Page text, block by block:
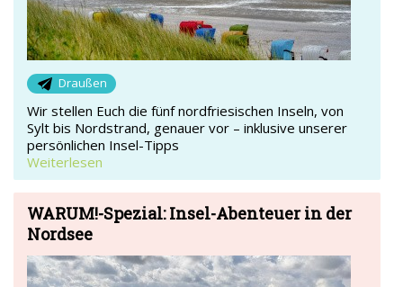
Draußen
Wir stellen Euch die fünf nordfriesischen Inseln, von
Sylt bis Nordstrand, genauer vor – inklusive unserer
persönlichen Insel-Tipps
Weiterlesen
WARUM!-Spezial: Insel-Abenteuer in der
Nordsee